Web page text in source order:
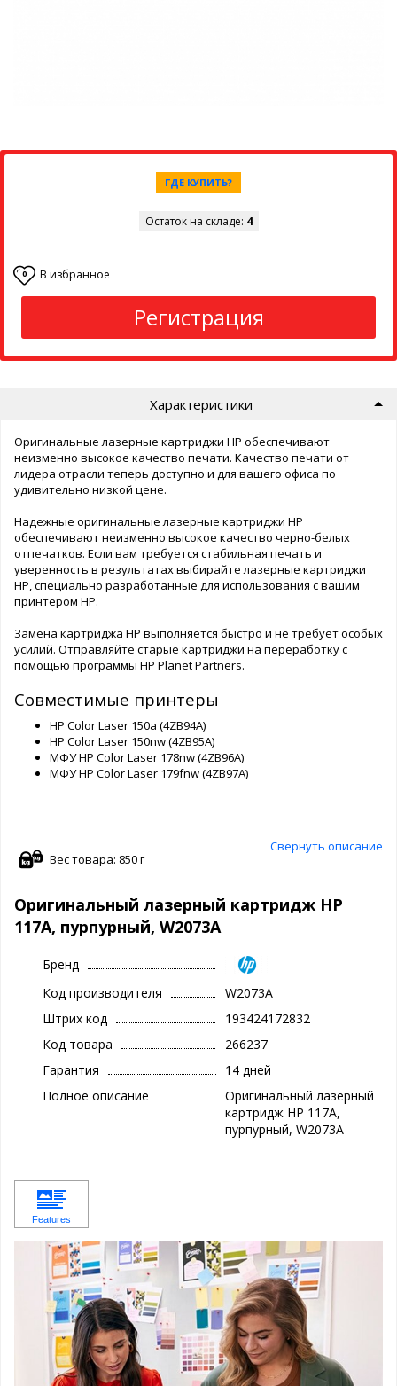
ГДЕ КУПИТЬ?
Остаток на складе: 4
0 В избранное
Регистрация
Характеристики
Оригинальные лазерные картриджи HP обеспечивают
неизменно высокое качество печати. Качество печати от
лидера отрасли теперь доступно и для вашего офиса по
удивительно низкой цене.
Надежные оригинальные лазерные картриджи HP
обеспечивают неизменно высокое качество черно-белых
отпечатков. Если вам требуется стабильная печать и
уверенность в результатах выбирайте лазерные картриджи
HP, специально разработанные для использования с вашим
принтером HP.
Замена картриджа HP выполняется быстро и не требует особых
усилий. Отправляйте старые картриджи на переработку с
помощью программы HP Planet Partners.
Совместимые принтеры
HP Color Laser 150a (4ZB94A)
HP Color Laser 150nw (4ZB95A)
МФУ HP Color Laser 178nw (4ZB96A)
МФУ HP Color Laser 179fnw (4ZB97A)
Свернуть описание
Вес товара: 850 г
Оригинальный лазерный картридж HP
117A, пурпурный, W2073A
Бренд
Код производителя
W2073A
Штрих код
193424172832
Код товара
266237
Гарантия
14 дней
Полное описание
Оригинальный лазерный
картридж HP 117A,
пурпурный, W2073A